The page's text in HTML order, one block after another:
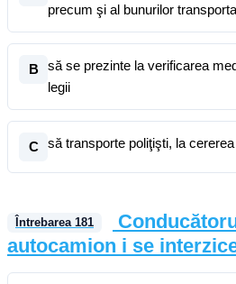
precum şi al bunurilor
B
să se prezinte la verificarea
legii
C să transporte poliţişti, la
Întrebarea 181
autocamion i se